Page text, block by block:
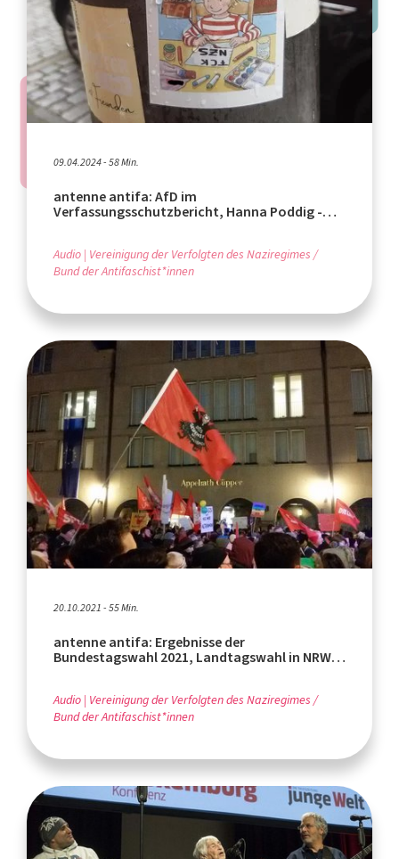
09.04.2024 - 58 Min.
antenne antifa: AfD im
Verfassungsschutzbericht, Hanna Poddig -
Audio Vereinigung der Verfolgten des Naziregimes /
Bund der Antifaschist*innen
20.10.2021 - 55 Min.
antenne antifa: Ergebnisse der
Bundestagswahl 2021, Landtagswahl in NRW
Audio Vereinigung der Verfolgten des Naziregimes /
Bund der Antifaschist*innen